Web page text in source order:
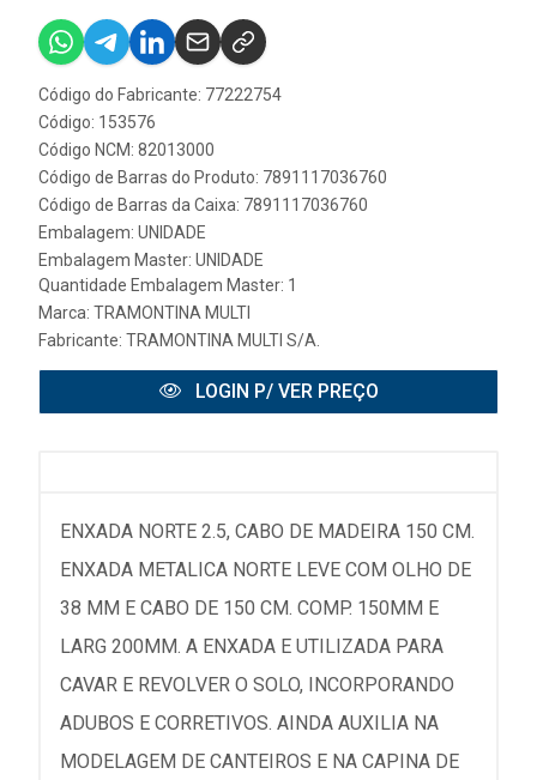
Código do Fabricante: 77222754
Código: 153576
Código NCM: 82013000
Código de Barras do Produto: 7891117036760
Código de Barras da Caixa: 7891117036760
Embalagem: UNIDADE
Embalagem Master: UNIDADE
Quantidade Embalagem Master: 1
Marca: TRAMONTINA MULTI
Fabricante: TRAMONTINA MULTI S/A.
LOGIN P/ VER PREÇO
ENXADA NORTE 2.5, CABO DE MADEIRA 150 CM.
ENXADA METALICA NORTE LEVE COM OLHO DE
38 MM E CABO DE 150 CM. COMP. 150MM E
LARG 200MM. A ENXADA E UTILIZADA PARA
CAVAR E REVOLVER O SOLO, INCORPORANDO
ADUBOS E CORRETIVOS. AINDA AUXILIA NA
MODELAGEM DE CANTEIROS E NA CAPINA DE